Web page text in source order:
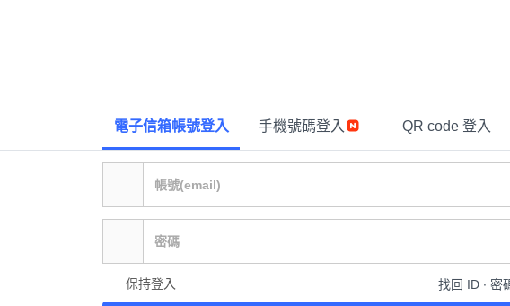
電子信箱帳號登入 手機號碼登入 QR code 登入
保持登入 找回 ID ∙ 密